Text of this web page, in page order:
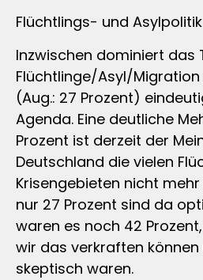
Flüchtlings- und Asylpolitik
Inzwischen dominiert das
Flüchtlinge/Asyl/
(Aug.: 27 Prozent)
Agenda. Eine deutliche
Prozent ist derzeit der
Deutschland die vielen
Krisengebieten nicht
nur 27 Prozent sind da
waren es noch 42
wir das verkraften
skeptisch waren.